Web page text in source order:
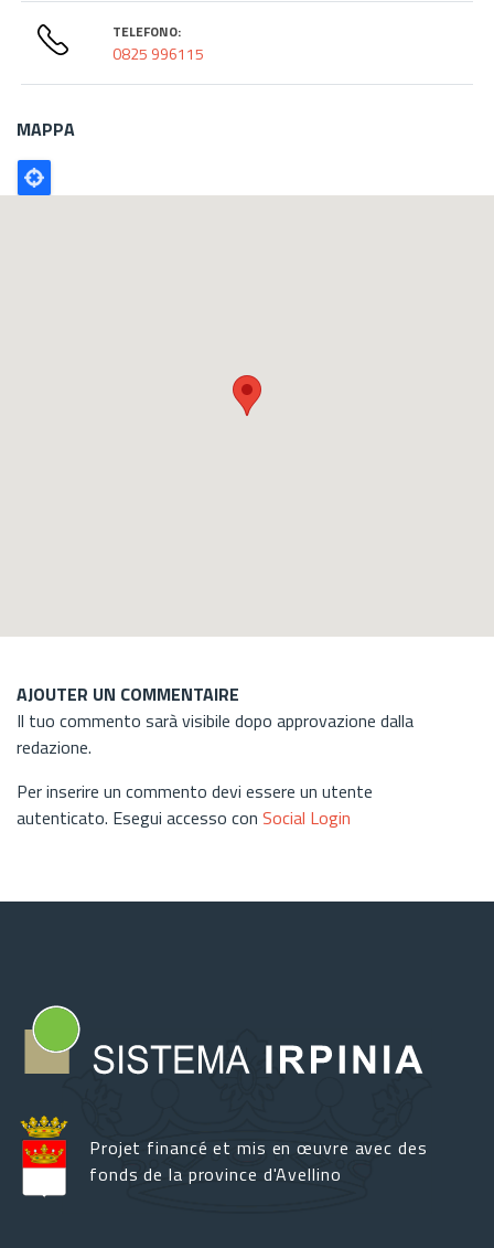
TELEFONO:
0825 996115
MAPPA
Poligono
GEO
AJOUTER UN COMMENTAIRE
Il tuo commento sarà visibile dopo approvazione dalla
redazione.
Per inserire un commento devi essere un utente
autenticato. Esegui accesso con Social Login
Projet financé et mis en œuvre avec des
fonds de la province d'Avellino